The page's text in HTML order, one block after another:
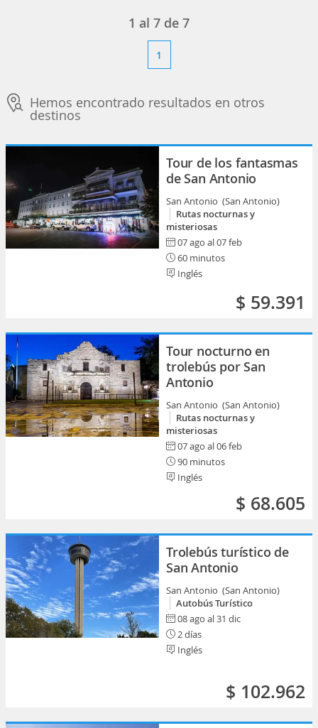
1 al 7 de 7
1
Hemos encontrado resultados en otros
destinos
Tour de los fantasmas
de San Antonio
San Antonio (San Antonio)
Rutas nocturnas y
misteriosas
07 ago al 07 feb
60 minutos
Inglés
$ 59.391
Tour nocturno en
trolebús por San
Antonio
San Antonio (San Antonio)
Rutas nocturnas y
misteriosas
07 ago al 06 feb
90 minutos
Inglés
$ 68.605
Trolebús turístico de
San Antonio
San Antonio (San Antonio)
Autobús Turístico
08 ago al 31 dic
2 días
Inglés
$ 102.962